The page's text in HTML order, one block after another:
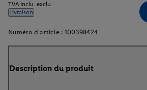
TVA inclu. exclu.
Livraison
Numéro d'article : 100398424
Description du produit